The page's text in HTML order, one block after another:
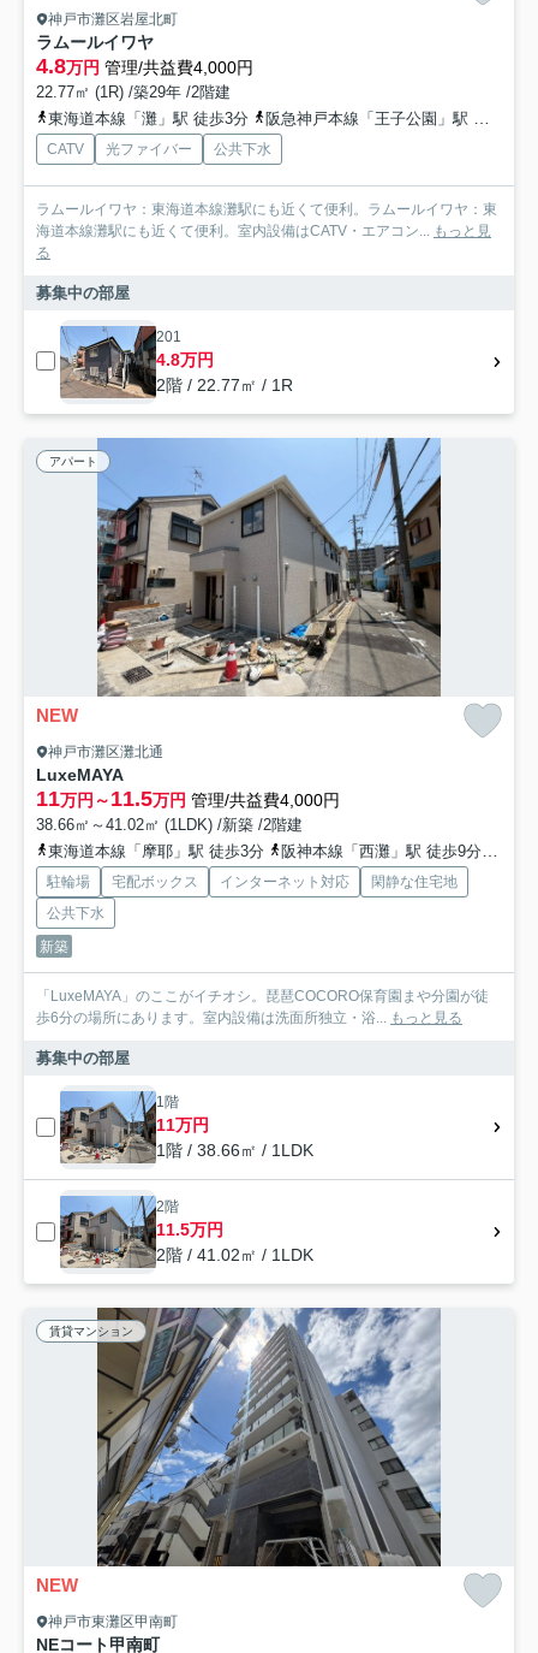
神戸市灘区岩屋北町
ラムールイワヤ
4.8万円 管理/共益費4,000円
22.77㎡ (1R) /築29年 /2階建
東海道本線「灘」駅 徒歩3分
阪急神戸本線「王子公園」駅 徒歩10分
CATV 光ファイバー 公共下水
ラムールイワヤ：東海道本線灘駅にも近くて便利。ラムールイワヤ：東
海道本線灘駅にも近くて便利。室内設備はCATV・エアコン... もっと見
る
募集中の部屋
201
4.8万円
2階 / 22.77㎡ / 1R
アパート
NEW
神戸市灘区灘北通
LuxeMAYA
11万円～11.5万円 管理/共益費4,000円
38.66㎡～41.02㎡ (1LDK) /新築 /2階建
東海道本線「摩耶」駅 徒歩3分
阪神本線「西灘」駅 徒歩9分
駐輪場 宅配ボックス インターネット対応
閑静な住宅地
公共下水
新築
「LuxeMAYA」のここがイチオシ。琵琶COCORO保育園まや分園が徒
歩6分の場所にあります。室内設備は洗面所独立・浴... もっと見る
募集中の部屋
1階
11万円
1階 / 38.66㎡ / 1LDK
2階
11.5万円
2階 / 41.02㎡ / 1LDK
賃貸マンション
NEW
神戸市東灘区甲南町
NEコート甲南町